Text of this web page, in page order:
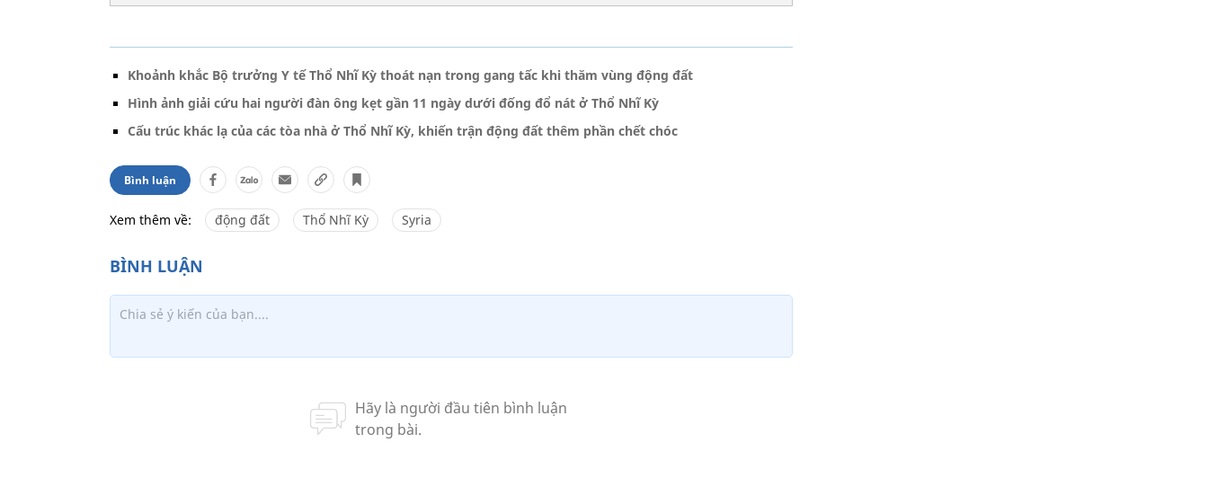
Khoảnh khắc Bộ trưởng Y tế Thổ Nhĩ Kỳ thoát nạn trong gang tấc khi thăm vùng động đất
Hình ảnh giải cứu hai người đàn ông kẹt gần 11 ngày dưới đống đổ nát ở Thổ Nhĩ Kỳ
Cấu trúc khác lạ của các tòa nhà ở Thổ Nhĩ Kỳ, khiến trận động đất thêm phần chết chóc
Bình luận
Xem thêm về: động đất Thổ Nhĩ Kỳ Syria